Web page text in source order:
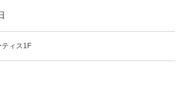
ティス1F